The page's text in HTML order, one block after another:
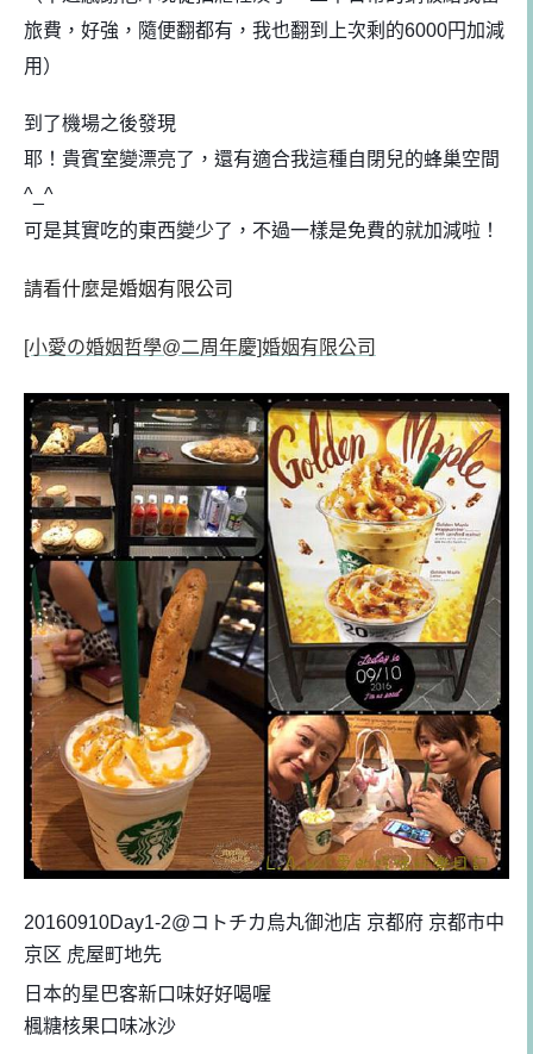
旅費，好強，隨便翻都有，我也翻到上次剩的6000円加減
用）
到了機場之後發現
耶！貴賓室變漂亮了，還有適合我這種自閉兒的蜂巢空間
^_^
可是其實吃的東西變少了，不過一樣是免費的就加減啦！
請看什麼是婚姻有限公司
[小愛の婚姻哲學@二周年慶]婚姻有限公司
20160910Day1-2@コトチカ烏丸御池店 京都府 京都市中
京区 虎屋町地先
日本的星巴客新口味好好喝喔
楓糖核果口味冰沙